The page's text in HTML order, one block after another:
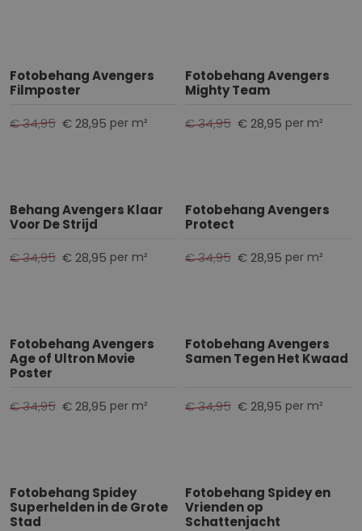
Fotobehang Avengers
Filmposter
€ 28,95 per m²
€ 34,95
Fotobehang Avengers
Mighty Team
€ 28,95 per m²
€ 34,95
Behang Avengers Klaar
Voor De Strijd
€ 28,95 per m²
€ 34,95
Fotobehang Avengers
Protect
€ 28,95 per m²
€ 34,95
Fotobehang Avengers
Age of Ultron Movie
Poster
€ 28,95 per m²
€ 34,95
Fotobehang Avengers
Samen Tegen Het Kwaad
€ 28,95 per m²
€ 34,95
Fotobehang Spidey
Superhelden in de Grote
Stad
Fotobehang Spidey en
Vrienden op
Schattenjacht